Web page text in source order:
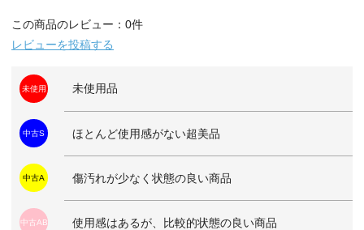
この商品のレビュー：0件
レビューを投稿する
未使用 未使用品
中古S ほとんど使用感がない超美品
中古A 傷汚れが少なく状態の良い商品
中古AB 使用感はあるが、比較的状態の良い商品